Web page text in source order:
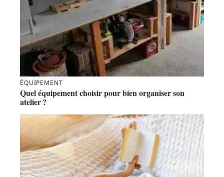
ÉQUIPEMENT
Quel équipement choisir pour bien organiser son
atelier ?